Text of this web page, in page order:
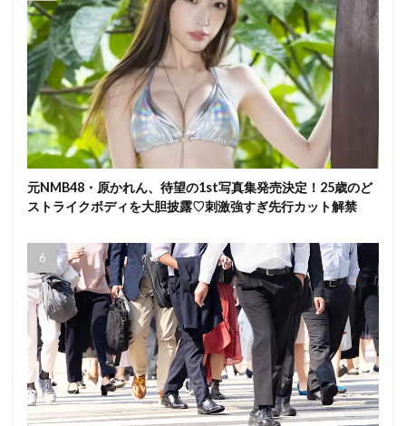
元NMB48・原かれん、待望の1st写真集発売決定！25歳のど
ストライクボディを大胆披露♡刺激強すぎ先行カット解禁